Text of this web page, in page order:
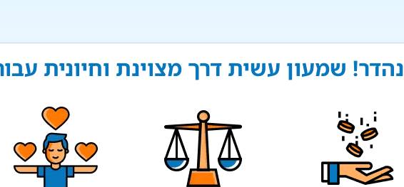
נהדר! שמעון עשית דרך מצוינת וחיונית